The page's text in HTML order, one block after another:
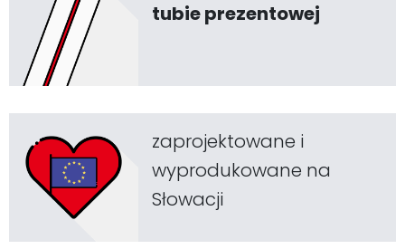
tubie prezentowej
zaprojektowane i
wyprodukowane na
Słowacji